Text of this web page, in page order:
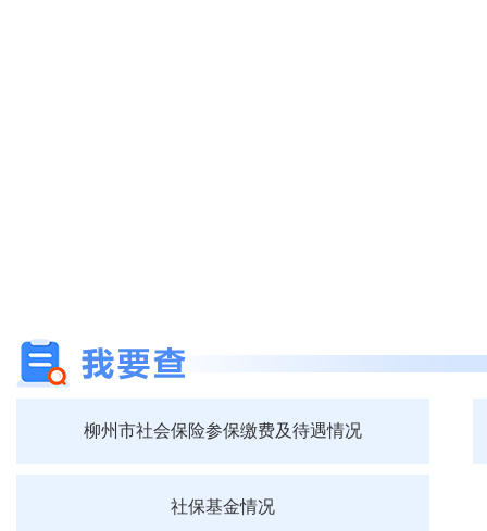
柳州市社会保险参保缴费及待遇情况
社保基金情况